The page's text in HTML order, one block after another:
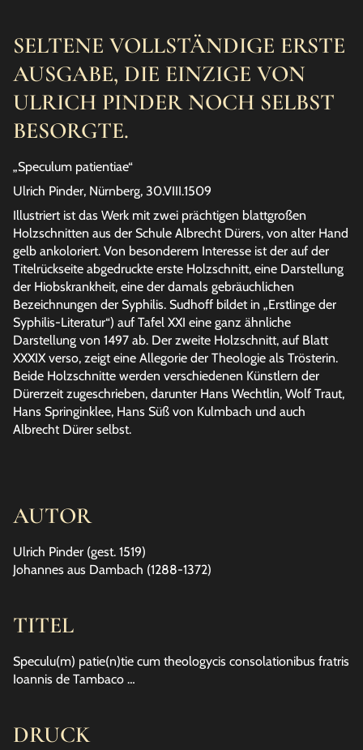
AUTOR
Ulrich Pinder (gest. 1519)
Johannes aus Dambach (1288-1372)
TITEL
Speculu(m) patie(n)tie cum theologycis consolationibus fratris
Ioannis de Tambaco …
DRUCK
SELTENE VOLLSTÄNDIGE ERSTE
AUSGABE, DIE EINZIGE VON
ULRICH PINDER NOCH SELBST
BESORGTE.
„Speculum patientiae“
Ulrich Pinder, Nürnberg, 30.VIII.1509
Illustriert ist das Werk mit zwei prächtigen blattgroßen
Holzschnitten aus der Schule Albrecht Dürers, von alter Hand
gelb ankoloriert. Von besonderem Interesse ist der auf der
Titelrückseite abgedruckte erste Holzschnitt, eine Darstellung
der Hiobskrankheit, eine der damals gebräuchlichen
Bezeichnungen der Syphilis. Sudhoff bildet in „Erstlinge der
Syphilis-Literatur“) auf Tafel XXI eine ganz ähnliche
Darstellung von 1497 ab. Der zweite Holzschnitt, auf Blatt
XXXIX verso, zeigt eine Allegorie der Theologie als Trösterin.
Beide Holzschnitte werden verschiedenen Künstlern der
Dürerzeit zugeschrieben, darunter Hans Wechtlin, Wolf Traut,
Hans Springinklee, Hans Süß von Kulmbach und auch
Albrecht Dürer selbst.